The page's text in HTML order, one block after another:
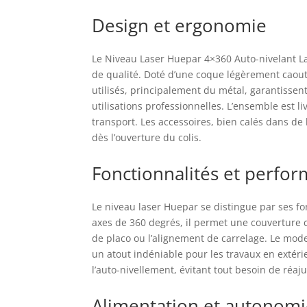
Design et ergonomie
Le Niveau Laser Huepar 4×360 Auto-nivelant
de qualité. Doté d’une coque légèrement
utilisés, principalement du métal,
utilisations professionnelles. L’ensemble est
transport. Les accessoires, bien calés dans
dès l’ouverture du colis.
Fonctionnalités et
Le niveau laser Huepar se distingue par ses
axes de 360 degrés, il permet une
de placo ou l’alignement de carrelage. Le
un atout indéniable pour les travaux en
l’auto-nivellement, évitant tout besoin de